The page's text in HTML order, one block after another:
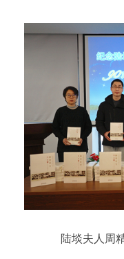
陆埮夫人周